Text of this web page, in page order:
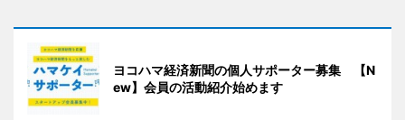
ヨコハマ経済新聞の個人サポーター募集 【N
ew】会員の活動紹介始めます